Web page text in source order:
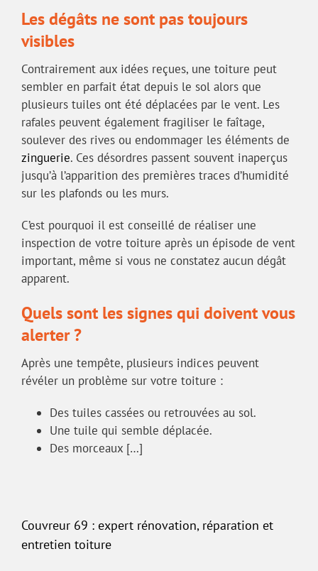
Les dégâts ne sont pas toujours
visibles
Contrairement aux idées reçues, une toiture peut
sembler en parfait état depuis le sol alors que
plusieurs tuiles ont été déplacées par le vent. Les
rafales peuvent également fragiliser le faîtage,
soulever des rives ou endommager les éléments de
zinguerie. Ces désordres passent souvent inaperçus
jusqu’à l’apparition des premières traces d’humidité
sur les plafonds ou les murs.
C’est pourquoi il est conseillé de réaliser une
inspection de votre toiture après un épisode de vent
important, même si vous ne constatez aucun dégât
apparent.
Quels sont les signes qui doivent vous
alerter ?
Après une tempête, plusieurs indices peuvent
révéler un problème sur votre toiture :
Des tuiles cassées ou retrouvées au sol.
Une tuile qui semble déplacée.
Des morceaux […]
Couvreur 69 : expert rénovation, réparation et
entretien toiture